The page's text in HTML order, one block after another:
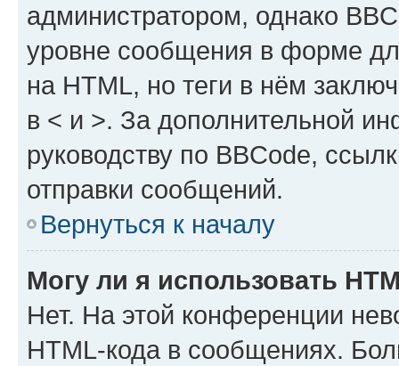
администратором, однако
уровне сообщения в форме
на HTML, но теги в нём
в < и >. За дополнительной
руководству по BBCode,
отправки сообщений.
Вернуться к началу
Могу ли я использовать
Нет. На этой конференции
HTML-кода в сообщениях.